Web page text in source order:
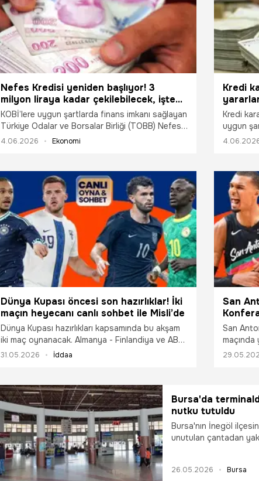
Nefes Kredisi yeniden başlıyor! 3
milyon liraya kadar çekilebilecek, işte
şartları
KOBİ’lere uygun şartlarda finans imkanı sağlayan
Türkiye Odalar ve Borsalar Birliği (TOBB) Nefes
Kredisi 8 Haziran tarihi itibariyle yeniden
4.06.2026 Ekonomi
Kredi
Kredi
uygun
Odalar
Dünya Kupası öncesi son hazırlıklar! İki
maçın heyecanı canlı sohbet ile Misli’de
Dünya Kupası hazırlıkları kapsamında bu akşam
iki maç oynanacak. Almanya - Finlandiya ve ABD-
Senegal maçlarının heyecanı canlı sohbet ile
31.05.2026 İddaa
San
City
Misli'de
San
maçında
Thunder
Bursa'da
nutku tutuldu
Bursa'nın İnegöl
unutulan çantadan
26.05.2026 Bursa